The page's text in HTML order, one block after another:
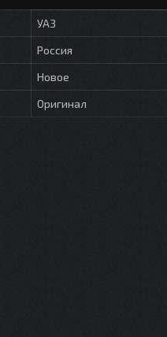
УАЗ
Россия
Новое
Оригинал